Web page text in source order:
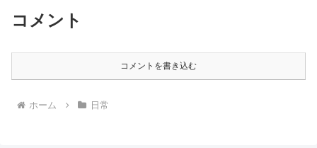
コメント
コメントを書き込む
ホーム 日常